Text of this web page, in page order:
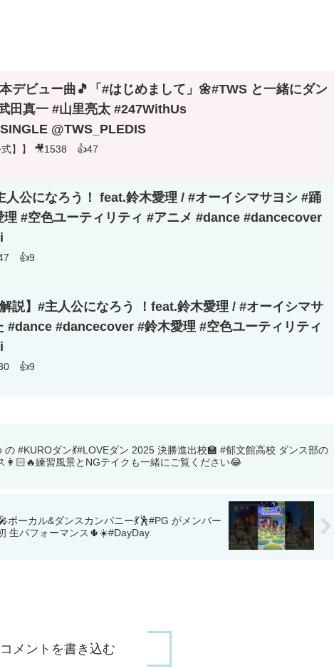
ビュー曲🎵「#はじめまして」🌼#TWS と一緒にダン
田真一 #山里亮太 #247WithUs
@TWS_PLEDIS
式】】 🎥1538 👍47
公になろう！ feat.鈴木愛理 / #オーイシマサヨシ #踊
👍9
】#主人公になろう ！feat.鈴木愛理 / #オーイシマサ
#dance #dancecover #鈴木愛理 #空色ユーティリティ
👍9
#KUROダン💃#LOVEダン 2025 決勝進出校🏫 #郁文館高校 ダンス部の
👩🏻🔥練習風景とNGテイクも一緒にご覧ください😂
ーカル&ダンスカンパニー💃🕺#PG がメンバー
生パフォーマンス🌵☀️#DayDay.
コメントを書き込む